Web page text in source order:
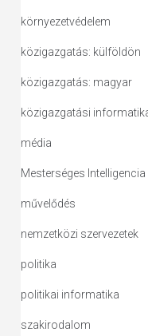
környezetvédelem
közigazgatás: külföldön
közigazgatás: magyar
közigazgatási
média
Mesterséges Intelligencia
művelődés
nemzetközi szervezetek
politika
politikai informatika
szakirodalom